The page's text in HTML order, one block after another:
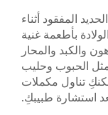
المفقود أثناء
بأطعمة غنية
والكبد والمحار
الحبوب وحليب
تناول مكملات
استشارة طبيبكِ.